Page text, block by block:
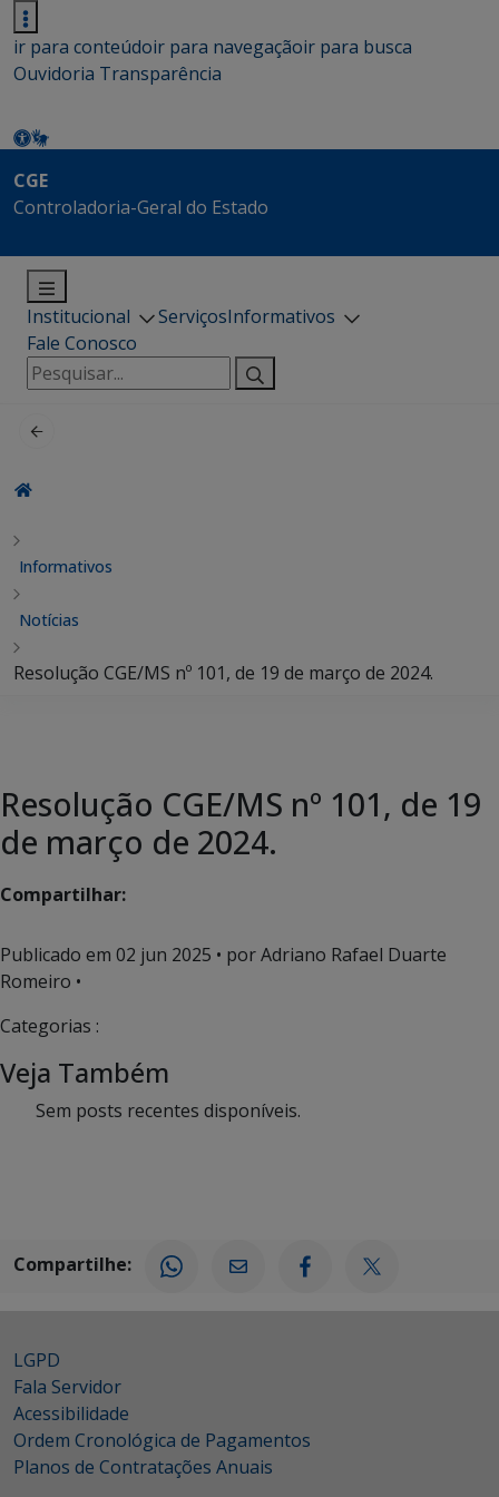
ir para conteúdoir para navegaçãoir para busca
Ouvidoria Transparência
CGE
Controladoria-Geral do Estado
Institucional ServiçosInformativos
Fale Conosco
Pesquisar
por:
Informativos
Notícias
Resolução CGE/MS nº 101, de 19 de março de 2024.
Resolução CGE/MS nº 101, de 19
de março de 2024.
Compartilhar:
Publicado em 02 jun 2025 • por Adriano Rafael Duarte
Romeiro •
Categorias :
Veja Também
Sem posts recentes disponíveis.
Compartilhe:
LGPD
Fala Servidor
Acessibilidade
Ordem Cronológica de Pagamentos
Planos de Contratações Anuais